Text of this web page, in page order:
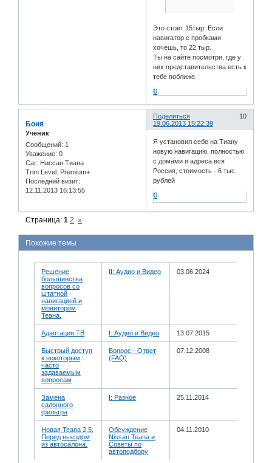
Это стоит 15тыр. Если
навигатор с пробками
хочешь, то 22 тыр.
Ты на сайте посмотри, где у
них представительства есть к
тебе поближе.
0
Поделиться
10
19.06.2013 15:22:39
Боня
Ученик
Сообщений: 1
Уважение: 0
Car: Ниссан Тиана
Trim Level: Premium+
Последний визит:
12.11.2013 16:13:55
Я установил себе на Тиану
новую навигацию, полностью
с домами и адреса вся
Россия, стоимость - 6 тыс.
рублей
0
Страница:1 2 »
Похожие темы
Решение
большинства
вопросов со
штатной
навигацией и
монитором
Теана.
II: Аудио и Bидео 03.06.2024
Адаптация ТВ I: Аудио и Bидео 13.07.2015
Быстрый доступ
к некоторым
часто
задаваемым
вопросам
Вопрос - Ответ
(FAQ)
07.12.2008
Замена
салонного
фильтра
I: Разное 25.11.2014
Новая Teana 2,5.
Перед выездом
из автосалона.
Обсуждение
Nissan Teana и
Советы по
автоподбору
04.11.2010